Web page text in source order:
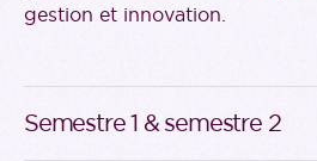
gestion et innovation.
Semestre 1 & semestre 2